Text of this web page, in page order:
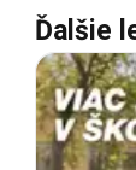
Ďalšie